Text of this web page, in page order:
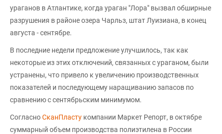
ураганов в Атлантике, когда ураган "Лора" вызвал обширные
разрушения в районе озера Чарльз, штат Луизиана, в конец
августа - сентябре.
В последние недели предложение улучшилось, так как
некоторые из этих отключений, связанных с ураганом, были
устранены, что привело к увеличению производственных
показателей и последующему наращиванию запасов по
сравнению с сентябрьским минимумом.
СогласноСканПласту компании Маркет Репорт, в октябре
суммарный объем производства полиэтилена в России